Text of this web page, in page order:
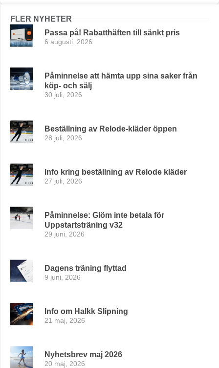
FLER NYHETER
Passa på! Rabatthäften till sänkt pris
6 augusti, 2026
Påminnelse att hämta upp sina saker från
köp- och sälj
30 juli, 2026
Beställning av Relode-kläder öppen
28 juli, 2026
Info kring beställning av Relode kläder
27 juli, 2026
Påminnelse: Glöm inte betala för
Uppstartsträning v32
29 juni, 2026
Dagens träning flyttad
9 juni, 2026
Info om Halkk Slipning
21 maj, 2026
Nyhetsbrev maj 2026
20 maj, 2026